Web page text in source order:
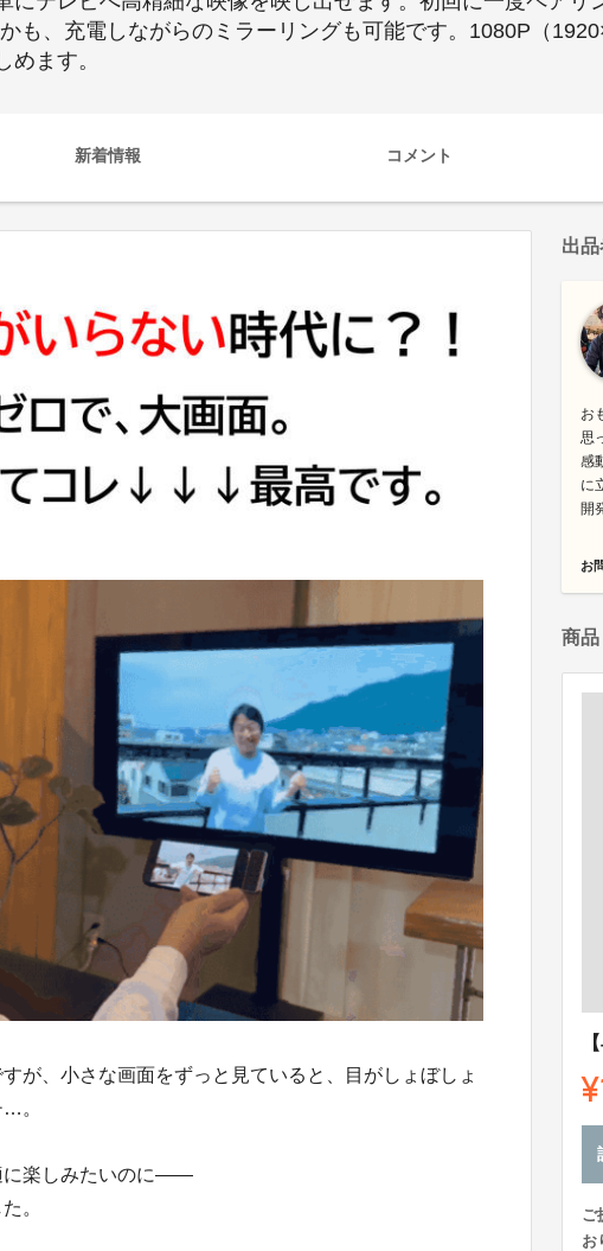
も、充電しながらのミラーリングも可能です。1080P（
ます。
新着情報 コメント
が、小さな画面をずっと見ていると、目がしょぼしょ
。
に楽しみたいのに――
。
出
お
思
感
に
開
お
商品
ご
お